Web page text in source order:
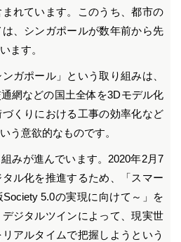
れています。このうち、都市の
、シンガポールが数年前から先
ます。
ガポール」という取り組みは、
網などの国土全体を3Dモデル化
くりにおける工事の効率化など
う意欲的なものです。
みが進んでいます。2020年2月7
ル化を推進するため、「スマー
5.0の実現に向けて～」を
ジタルツインによって、現実世
アルタイムで把握しようという